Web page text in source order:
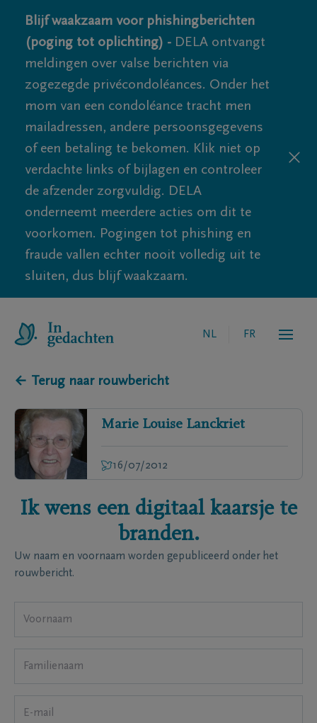
Blijf waakzaam voor phishingberichten
(poging tot oplichting) - DELA ontvangt
meldingen over valse berichten via
zogezegde privécondoléances. Onder het
mom van een condoléance tracht men
mailadressen, andere persoonsgegevens
of een betaling te bekomen. Klik niet op
verdachte links of bijlagen en controleer
de afzender zorgvuldig. DELA
onderneemt meerdere acties om dit te
voorkomen. Pogingen tot phishing en
fraude vallen echter nooit volledig uit te
sluiten, dus blijf waakzaam.
NL FR
← Terug naar rouwbericht
Marie Louise Lanckriet
16/07/2012
Ik wens een digitaal kaarsje te
branden.
Uw naam en voornaam worden gepubliceerd onder het
rouwbericht.